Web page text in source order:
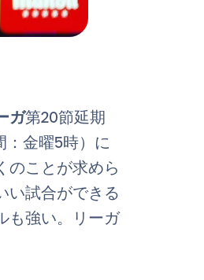
ガ第20節延期
：金曜5時）に
のことが求めら
い試合ができる
も強い。リーガ